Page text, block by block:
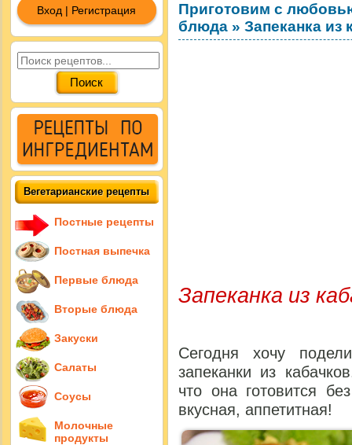
Приготовим с
блюда » Запеканка из
Запеканка из
Сегодня хочу
запеканки из
что она готовится
вкусная, аппетитная!
Вход | Регистрация
Вегетарианские рецепты
Постные рецепты
Постная выпечка
Первые блюда
Вторые блюда
Закуски
Салаты
Соусы
Молочные
продукты